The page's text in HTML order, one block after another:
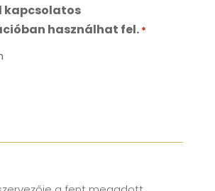
kapcsolatos
használhat fel. *